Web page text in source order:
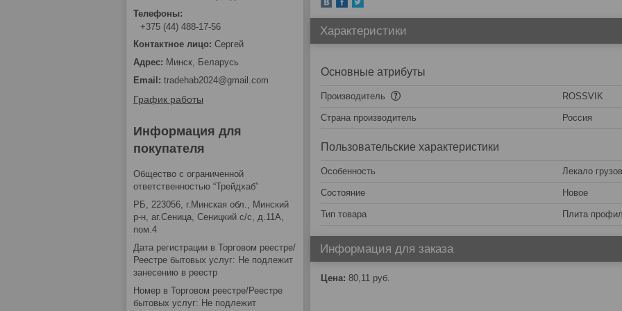
Характеристики
Основные атрибуты
Производитель ROSSVIK
Страна производитель Россия
Пользовательские характеристики
Особенность Лекало
Состояние Новое
Тип товара Плита
Информация для заказа
Цена: 80,11 руб.
+375 (44) 488-17-56
Сергей
Минск, Беларусь
tradehab2024@gmail.com
График работы
Информация для
покупателя
Общество с ограниченной
ответственностью “Трейдхаб”
РБ, 223056, г.Минская обл., Минский
р-н, аг.Сеница, Сеницкий с/с, д.11А,
пом.4
Дата регистрации в Торговом реестре/
Реестре бытовых услуг: Не подлежит
занесению в реестр
Номер в Торговом реестре/Реестре
бытовых услуг: Не подлежит